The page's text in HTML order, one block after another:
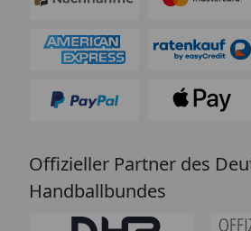
Offizieller Partner des
Handballbundes